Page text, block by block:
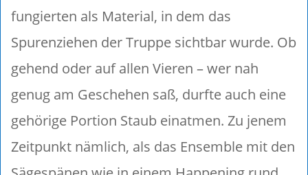
fungierten als Material, in dem das
Spurenziehen der Truppe sichtbar wurde. Ob
gehend oder auf allen Vieren – wer nah
genug am Geschehen saß, durfte auch eine
gehörige Portion Staub einatmen. Zu jenem
Zeitpunkt nämlich, als das Ensemble mit den